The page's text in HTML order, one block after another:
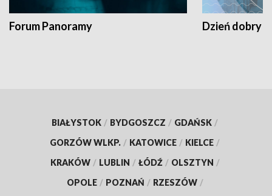
Forum Panoramy Dzień dobry
BIAŁYSTOK / BYDGOSZCZ / GDAŃSK /
GORZÓW WLKP. / KATOWICE / KIELCE /
KRAKÓW / LUBLIN / ŁÓDŹ / OLSZTYN /
OPOLE / POZNAŃ / RZESZÓW /